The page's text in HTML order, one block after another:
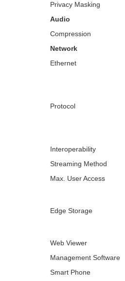
Privacy Masking
Audio
Compression
Network
Ethernet
Protocol
Interoperability
Streaming Method
Max. User Access
Edge Storage
Web Viewer
Management Software
Smart Phone